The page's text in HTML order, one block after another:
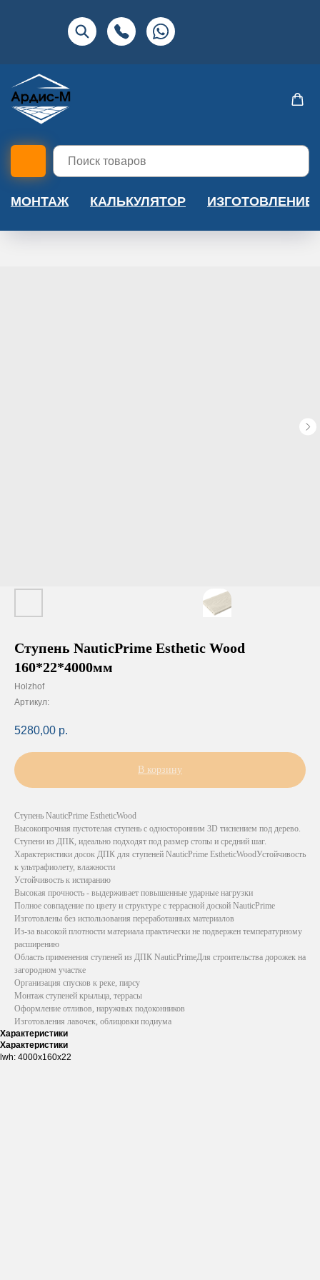
МОНТАЖ КАЛЬКУЛЯТОР ИЗГОТОВЛЕНИЕ
Ступень NauticPrime Esthetic Wood
160*22*4000мм
Holzhof
Артикул:
5280,00 р.
В корзину
Ступень NauticPrime EstheticWood
Высокопрочная пустотелая ступень с односторонним 3D тиснением под дерево.
Ступени из ДПК, идеально подходят под размер стопы и средний шаг.
Характеристики досок ДПК для ступеней NauticPrime EstheticWoodУстойчивость
к ультрафиолету, влажности
Устойчивость к истиранию
Высокая прочность - выдерживает повышенные ударные нагрузки
Полное совпадение по цвету и структуре с террасной доской NauticPrime
Изготовлены без использования переработанных материалов
Из-за высокой плотности материала практически не подвержен температурному
расширению
Область применения ступеней из ДПК NauticPrimeДля строительства дорожек на
загородном участке
Организация спусков к реке, пирсу
Монтаж ступеней крыльца, террасы
Оформление отливов, наружных подоконников
Изготовления лавочек, облицовки подиума
Характеристики
Характеристики
lwh: 4000x160x22